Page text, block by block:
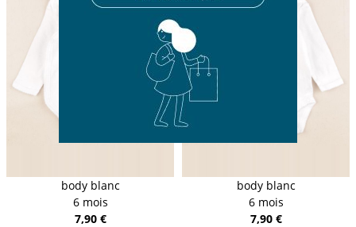
body blanc
6 mois
7,90 €
body blanc
6 mois
7,90 €